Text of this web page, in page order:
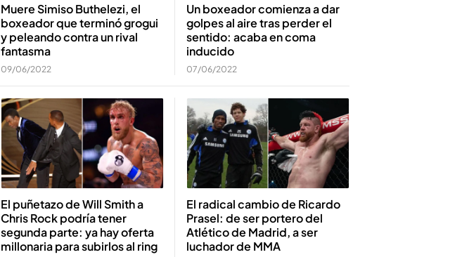
Muere Simiso Buthelezi, el
boxeador que terminó grogui
y peleando contra un rival
fantasma
09/06/2022
Un boxeador comienza a dar
golpes al aire tras perder el
sentido: acaba en coma
inducido
07/06/2022
El puñetazo de Will Smith a
Chris Rock podría tener
segunda parte: ya hay oferta
millonaria para subirlos al ring
El radical cambio de Ricardo
Prasel: de ser portero del
Atlético de Madrid, a ser
luchador de MMA